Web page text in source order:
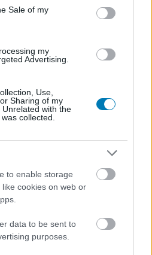
Sale of my
my
Advertising.
Use,
Sharing of my
with the
collected.
to enable storage
cookies on web or
data to be sent to
purposes.
a kiadó, hogy a játék
így meg már pláne nehéz.
fizetnünk érte, és lesz benne
is, úgyhogy az ilyen jellegű
A teljes multis élmény
nem is került rá sor, de
módosítást, amikhez a
egy-két szava.
hogy 100 helyett mindenki 150
nőtt a TTK, avagy az öléshez
olyan számottevő mértékben,
ezt meg. Az automata
hatásosnak érződnek, a